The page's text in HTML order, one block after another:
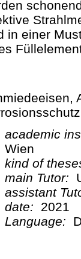
in einer
academic
Wien
kind of
main Tutor:
assistant
date:
2021
Language: